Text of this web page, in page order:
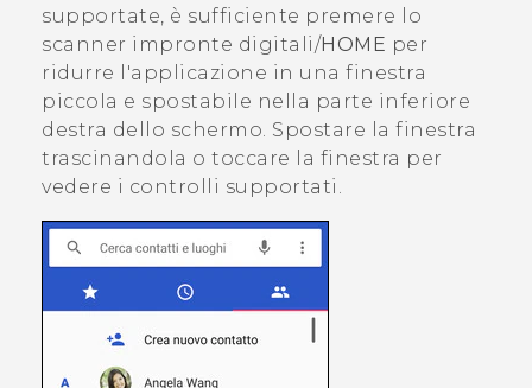
supportate, è sufficiente premere lo
scanner impronte digitali/HOME per
ridurre l'applicazione in una finestra
piccola e spostabile nella parte inferiore
destra dello schermo. Spostare la finestra
trascinandola o toccare la finestra per
vedere i controlli supportati.